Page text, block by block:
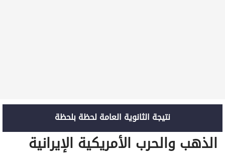
نتيجة الثانوية العامة لحظة بلحظة
الذهب والحرب الأمريكية الإيرانية